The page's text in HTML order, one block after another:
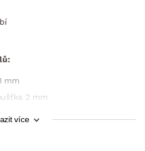
mm
2 mm
více